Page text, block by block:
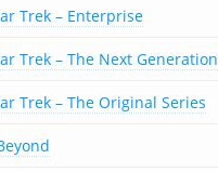
Trek – Enterprise
Trek – The Next Generation
Trek – The Original Series